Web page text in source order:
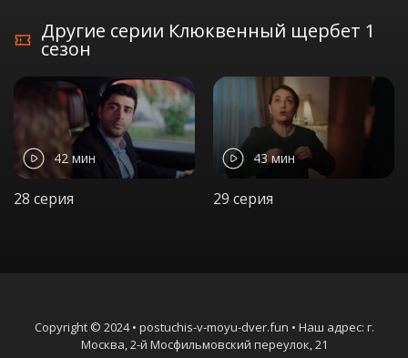
Другие серии Клюквенный щербет 1
сезон
42 мин
28 серия
43 мин
29 серия
Copyright © 2024 • postuchis-v-moyu-dver.fun • Наш адрес: г.
Москва, 2-й Мосфильмовский переулок, 21